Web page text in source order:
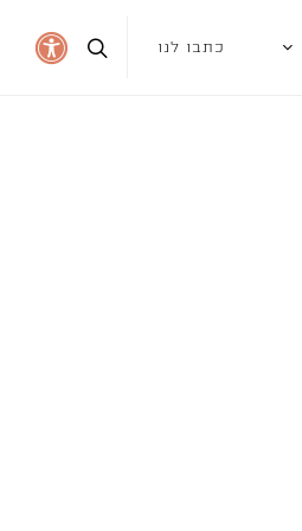
כתבו לנו